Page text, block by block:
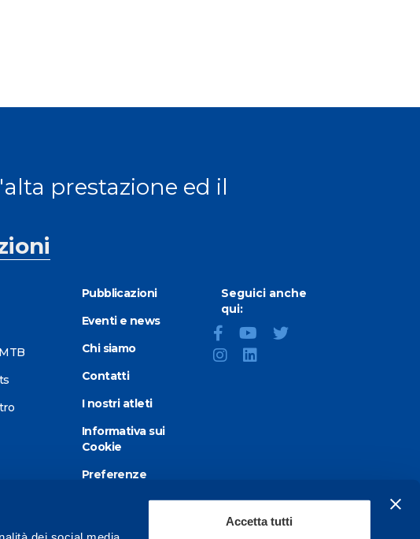
Accetta tutti
prestazione ed il
Pubblicazioni
Eventi e news
Chi siamo
Contatti
I nostri atleti
Informativa sui
Cookie
Preferenze
Seguici anche
qui: